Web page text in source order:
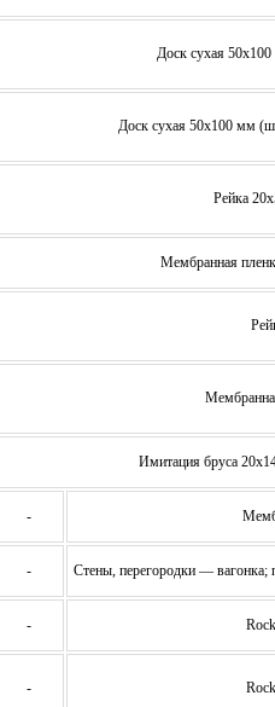
Доск сухая
Доск сухая 50х100 мм
Рейка
Мембранная
Имитация бруса
-
- Стены, перегородки — вагонка;
-
-